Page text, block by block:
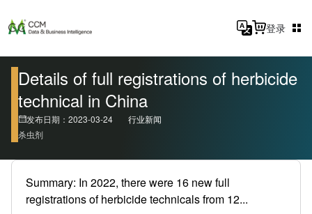
登录
Details of full registrations of herbicide
technical in China
发布日期：2023-03-24
行业新闻
杀虫剂
Summary: In 2022, there were 16 new full
registrations of herbicide technicals from 12...